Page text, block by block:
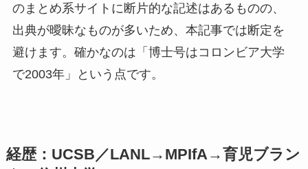
のまとめ系サイトに断片的な記述はあるものの、
出典が曖昧なものが多いため、本記事では断定を
避けます。確かなのは「博士号はコロンビア大学
で2003年」という点です。
経歴：UCSB／LANL→MPIfA→育児ブラン